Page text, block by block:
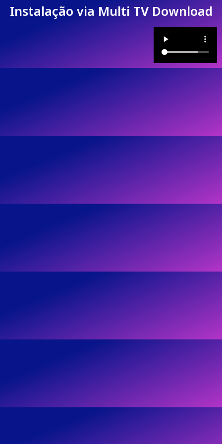
Instalação via Multi TV Download